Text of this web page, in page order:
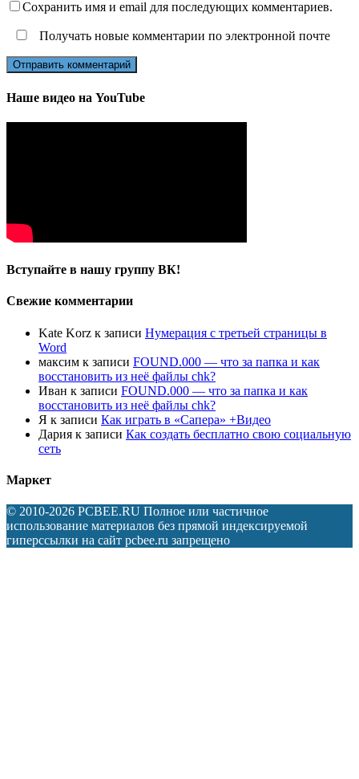
Сохранить имя и email для последующих комментариев.
Получать новые комментарии по электронной почте
Наше видео на YouTube
Вступайте в нашу группу ВК!
Свежие комментарии
Kate Korz к записи Нумерация с третьей страницы в
Word
максим к записи FOUND.000 — что за папка и как
восстановить из неё файлы chk?
Иван к записи FOUND.000 — что за папка и как
восстановить из неё файлы chk?
Я к записи Как играть в «Сапера» +Видео
Дария к записи Как создать бесплатно свою социальную
сеть
Маркет
© 2010-2026 PCBEE.RU Полное или частичное
использование материалов без прямой индексируемой
гиперссылки на сайт pcbee.ru запрещено